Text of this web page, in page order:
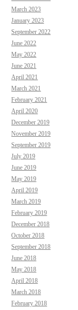
March 2023
January 2023
September 2022
June 2022
May 2022
June 2021
April 2021
March 2021
February 2021
April 2020
December 2019
November 2019
September 2019
July 2019
June 2019
May 2019
April 2019
March 2019
February 2019
December 2018
October 2018
September 2018
June 2018
May 2018
April 2018
March 2018
February 2018